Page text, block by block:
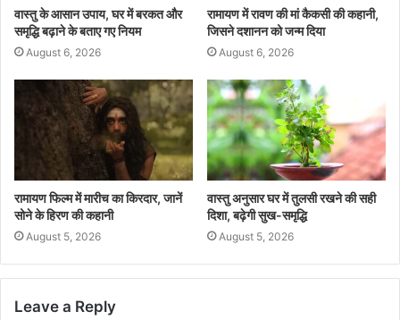
वास्तु के आसान उपाय, घर में बरकत और
समृद्धि बढ़ाने के बताए गए नियम
August 6, 2026
रामायण में रावण की मां कैकसी की कहानी,
जिसने दशानन को जन्म दिया
August 6, 2026
रामायण फिल्म में मारीच का किरदार, जानें
सोने के हिरण की कहानी
August 5, 2026
वास्तु अनुसार घर में तुलसी रखने की सही
दिशा, बढ़ेगी सुख-समृद्धि
August 5, 2026
Leave a Reply